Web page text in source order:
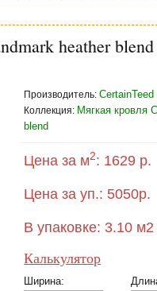
heather blend
Производитель:
Коллекция: Мягкая кровля
blend
Цена за м2: 1629 р.
Цена за уп.: 5050р.
В упаковке: 3.10 м2
Калькулятор
Ширина: